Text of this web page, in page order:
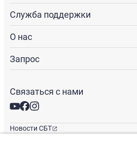
Служба поддержки
О нас
Запрос
Связаться с нами
Новости СБТ